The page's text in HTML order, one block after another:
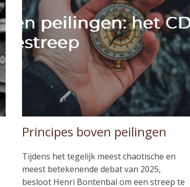
Principes boven peilingen
Tijdens het tegelijk meest chaotische en
meest betekenende debat van 2025,
besloot Henri Bontenbal om een streep te